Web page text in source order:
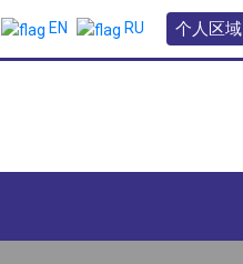
EN RU 个人区域